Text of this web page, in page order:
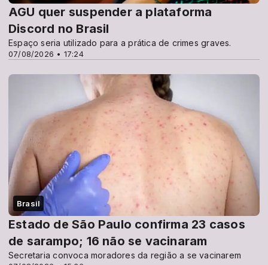
07/08/2026 • 17:24
AGU quer suspender a plataforma
Discord no Brasil
Espaço seria utilizado para a prática de crimes graves.
Brasil
Estado de São Paulo confirma 23 casos
de sarampo; 16 não se vacinaram
Secretaria convoca moradores da região a se vacinarem